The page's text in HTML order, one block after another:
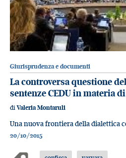
Giurisprudenza e documenti
La controversa questione
sentenze CEDU in materia
diValeria Montaruli
Una nuova frontiera della dialettica
20/10/2015